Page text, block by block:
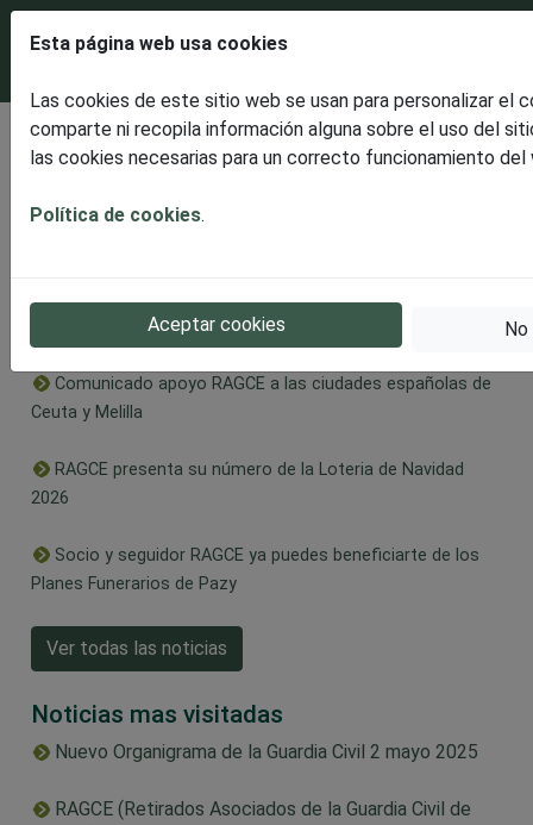
Últimas noticias
TOTAL
Solidaria, dedicada este año al Alzheimer en apoyo a
Comunicado apoyo RAGCE a las ciudades españolas de
Ceuta y Melilla
RAGCE presenta su número de la Loteria de Navidad
2026
Socio y seguidor RAGCE ya puedes beneficiarte de los
Planes Funerarios de Pazy
Ver todas las noticias
Noticias mas visitadas
Nuevo Organigrama de la Guardia Civil 2 mayo 2025
RAGCE (Retirados Asociados de la Guardia Civil de
Esta página web usa cookies
Las cookies de este sitio web se usan para personalizar el
comparte ni recopila información alguna sobre el uso del
las cookies necesarias para un correcto funcionamiento del
Política de cookies.
Aceptar cookies